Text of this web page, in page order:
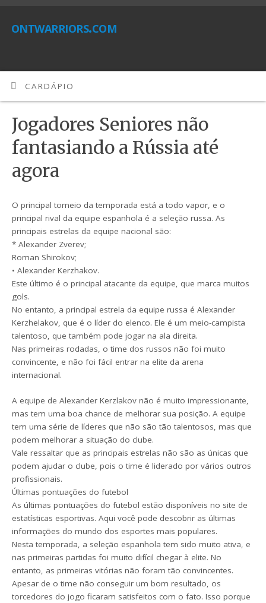
ontwarriors.com
CARDÁPIO
Jogadores Seniores não
fantasiando a Rússia até
agora
O principal torneio da temporada está a todo vapor, e o
principal rival da equipe espanhola é a seleção russa. As
principais estrelas da equipe nacional são:
* Alexander Zverev;
Roman Shirokov;
• Alexander Kerzhakov.
Este último é o principal atacante da equipe, que marca muitos
gols.
No entanto, a principal estrela da equipe russa é Alexander
Kerzhelakov, que é o líder do elenco. Ele é um meio-campista
talentoso, que também pode jogar na ala direita.
Nas primeiras rodadas, o time dos russos não foi muito
convincente, e não foi fácil entrar na elite da arena
internacional.
A equipe de Alexander Kerzlakov não é muito impressionante,
mas tem uma boa chance de melhorar sua posição. A equipe
tem uma série de líderes que não são tão talentosos, mas que
podem melhorar a situação do clube.
Vale ressaltar que as principais estrelas não são as únicas que
podem ajudar o clube, pois o time é liderado por vários outros
profissionais.
Últimas pontuações do futebol
As últimas pontuações do futebol estão disponíveis no site de
estatísticas esportivas. Aqui você pode descobrir as últimas
informações do mundo dos esportes mais populares.
Nesta temporada, a seleção espanhola tem sido muito ativa, e
nas primeiras partidas foi muito difícil chegar à elite. No
entanto, as primeiras vitórias não foram tão convincentes.
Apesar de o time não conseguir um bom resultado, os
torcedores do jogo ficaram satisfeitos com o fato. Isso porque